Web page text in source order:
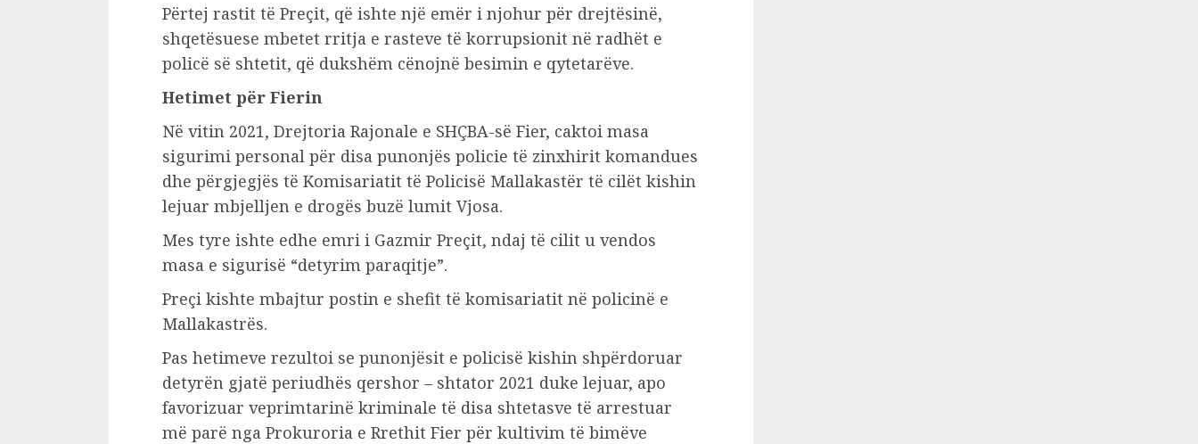
Përtej rastit të Preçit, që ishte një emër i njohur për drejtësinë,
shqetësuese mbetet rritja e rasteve të korrupsionit në radhët e
policë së shtetit, që dukshëm cënojnë besimin e qytetarëve.
Hetimet për Fierin
Në vitin 2021, Drejtoria Rajonale e SHÇBA-së Fier, caktoi masa
sigurimi personal për disa punonjës policie të zinxhirit komandues
dhe përgjegjës të Komisariatit të Policisë Mallakastër të cilët kishin
lejuar mbjelljen e drogës buzë lumit Vjosa.
Mes tyre ishte edhe emri i Gazmir Preçit, ndaj të cilit u vendos
masa e sigurisë “detyrim paraqitje”.
Preçi kishte mbajtur postin e shefit të komisariatit në policinë e
Mallakastrës.
Pas hetimeve rezultoi se punonjësit e policisë kishin shpërdoruar
detyrën gjatë periudhës qershor – shtator 2021 duke lejuar, apo
favorizuar veprimtarinë kriminale të disa shtetasve të arrestuar
më parë nga Prokuroria e Rrethit Fier për kultivim të bimëve